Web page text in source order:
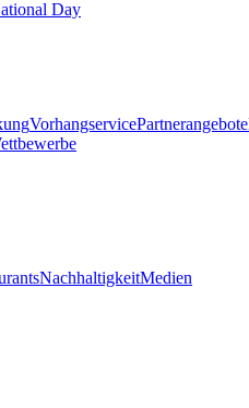
Day
VorhangservicePartnerangebote
NachhaltigkeitMedien